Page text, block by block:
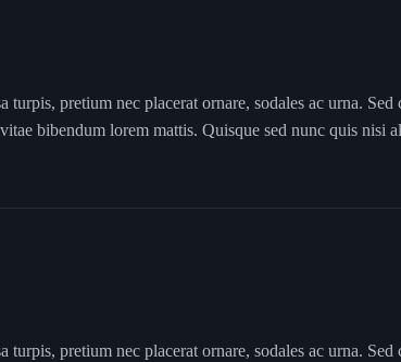
turpis, pretium nec placerat ornare, sodales ac urna.
bibendum lorem mattis. Quisque sed nunc quis
turpis, pretium nec placerat ornare, sodales ac urna.